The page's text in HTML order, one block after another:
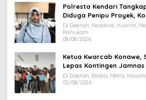
Polresta Kendari
Diduga Penipu Proyek,
Juta
Di Daerah, Headline, Hukrim,
Polhukam
08/08/2026
Ketua Kwarcab Konawe,
Lepas Kontingen Jamnas
Di Daerah, Ekobis, Metro,
02/08/2026